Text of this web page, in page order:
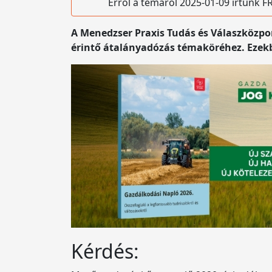
A Menedzser Praxis Tudás és
érintő átalányadózás témaköréhez.
Kérdés: